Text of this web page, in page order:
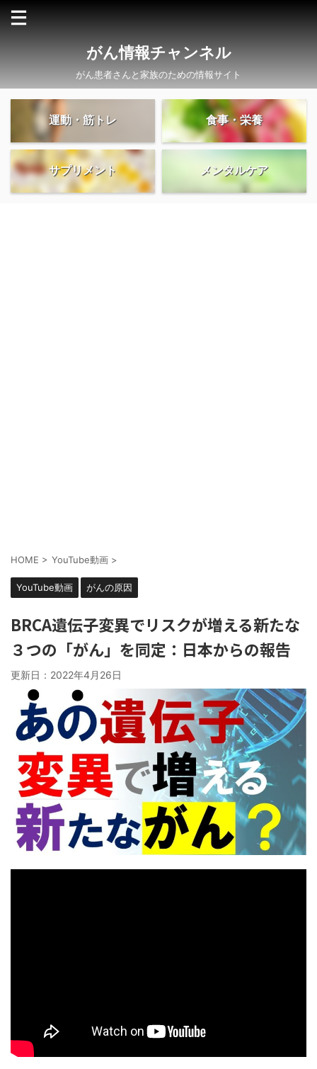
がん情報チャンネル
がん患者さんと家族のための情報サイト
運動・筋トレ 食事・栄養
サプリメント メンタルケア
HOME > YouTube動画 >
YouTube動画 がんの原因
BRCA遺伝子変異でリスクが増える新たな
３つの「がん」を同定：日本からの報告
更新日： 2022年4月26日